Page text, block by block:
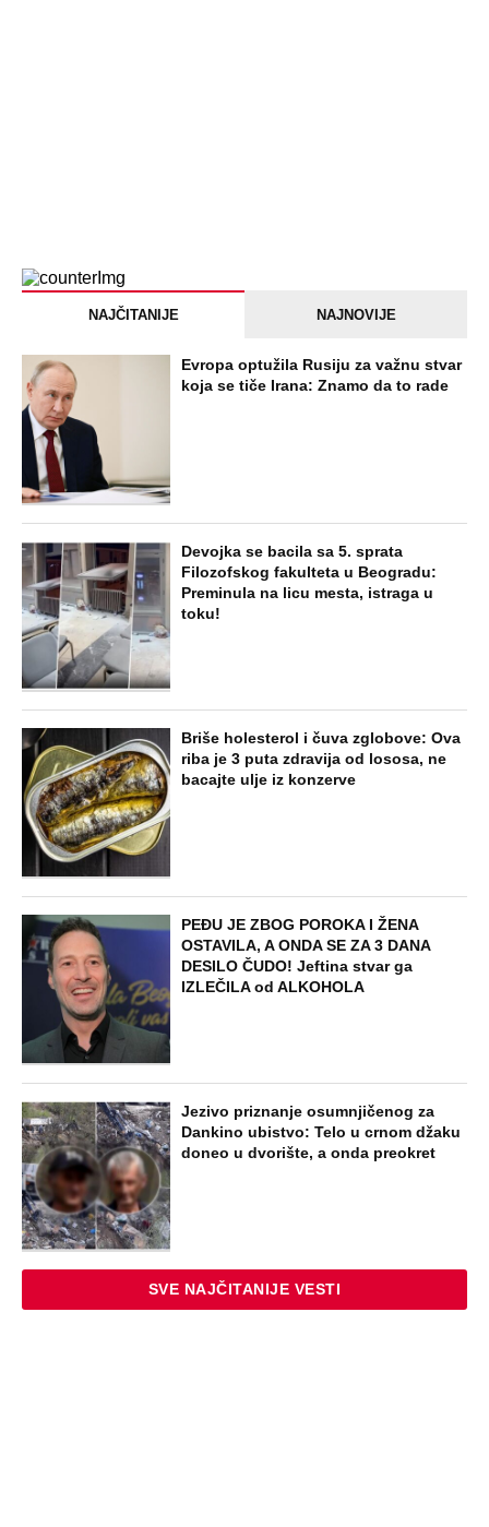
NAJČITANIJE NAJNOVIJE
Evropa optužila Rusiju za važnu stvar
koja se tiče Irana: Znamo da to rade
Devojka se bacila sa 5. sprata
Filozofskog fakulteta u Beogradu:
Preminula na licu mesta, istraga u
toku!
Briše holesterol i čuva zglobove: Ova
riba je 3 puta zdravija od lososa, ne
bacajte ulje iz konzerve
PEĐU JE ZBOG POROKA I ŽENA
OSTAVILA, A ONDA SE ZA 3 DANA
DESILO ČUDO! Jeftina stvar ga
IZLEČILA od ALKOHOLA
Jezivo priznanje osumnjičenog za
Dankino ubistvo: Telo u crnom džaku
doneo u dvorište, a onda preokret
SVE NAJČITANIJE VESTI